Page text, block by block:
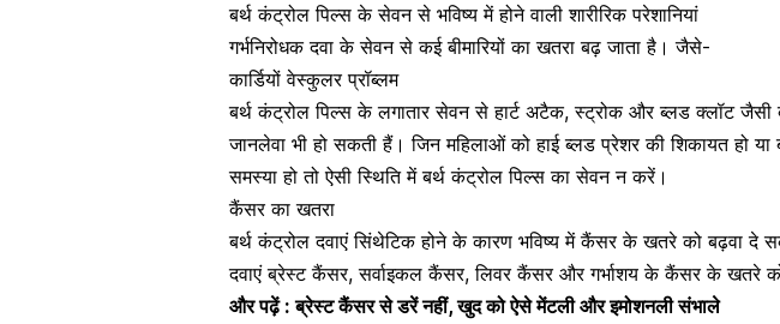
बर्थ कंट्रोल पिल्स के सेवन से भविष्य में होने वाली शारीरिक परेशानियां
गर्भनिरोधक दवा के सेवन से कई बीमारियों का खतरा बढ़ जाता है। जैसे-
कार्डियों वेस्कुलर प्रॉब्लम
बर्थ कंट्रोल पिल्स के लगातार सेवन सेहार्ट अटैक, स्ट्रोक और ब्लड क्लॉट जैसी
जानलेवा भी हो सकती हैं। जिन महिलाओं कोहाई ब्लड प्रेशरकी शिकायत हो
समस्या हो तो ऐसी स्थिति में बर्थ कंट्रोल पिल्स का सेवन न करें।
कैंसर का खतरा
बर्थ कंट्रोल दवाएं सिंथेटिक होने के कारण भविष्य में कैंसर के खतरे को बढ़वा दे
दवाएंब्रेस्ट कैंसर, सर्वाइकल कैंसर, लिवर कैंसर और गर्भाशय के कैंसर के खतरे
और पढ़ें : ब्रेस्ट कैंसरसे डरें नहीं, खुद को ऐसे मेंटली और इमोशनली संभाले